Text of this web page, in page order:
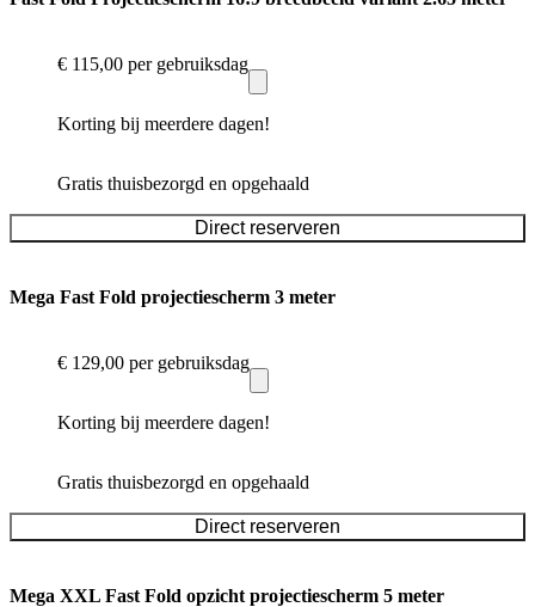
€ 115,00 per gebruiksdag
Korting bij meerdere dagen!
Gratis thuisbezorgd en opgehaald
Direct reserveren
Mega Fast Fold projectiescherm 3 meter
€ 129,00 per gebruiksdag
Korting bij meerdere dagen!
Gratis thuisbezorgd en opgehaald
Direct reserveren
Mega XXL Fast Fold opzicht projectiescherm 5 meter